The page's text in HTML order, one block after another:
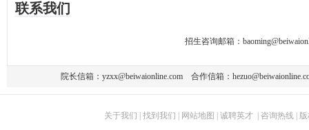
联系我们
招生咨询邮箱：
院长信箱： yzxx@beiwaionline.com 合作信箱：
关于我们 找到我们 网站地图 诚聘英才| 咨询热线|